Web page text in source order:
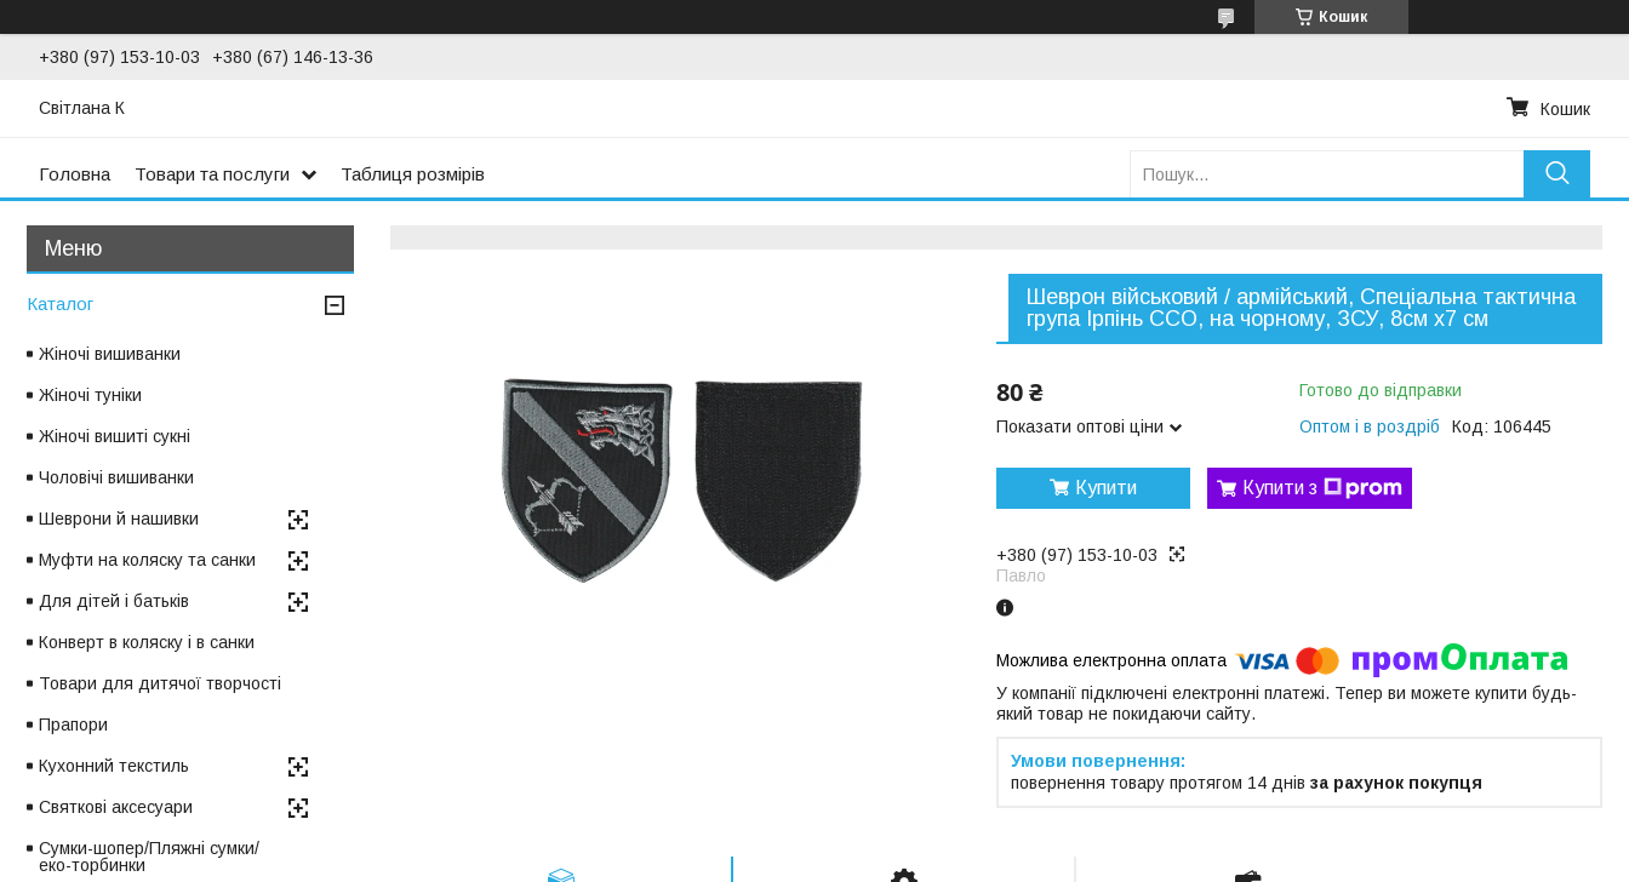
Кошик
+380 (97) 153-10-03 +380 (67) 146-13-36
Світлана К Кошик
Головна Товари та послуги Таблиця розмірів
Шеврон військовий / армійський, Спеціальна тактична
група Ірпінь ССО, на чорному, ЗСУ, 8см х7 см
80 ₴
Показати оптові ціни
Готово до відправки
Оптом і в роздріб
Код: 106445
Купити Купити з
+380 (97) 153-10-03
Павло
У компанії підключені електронні платежі. Тепер ви можете купити будь-
який товар не покидаючи сайту.
повернення товару протягом 14 днів за рахунок покупця
Каталог
Жіночі вишиванки
Жіночі туніки
Жіночі вишиті сукні
Чоловічі вишиванки
Шеврони й нашивки
Муфти на коляску та санки
Для дітей і батьків
Конверт в коляску і в санки
Товари для дитячої творчості
Прапори
Кухонний текстиль
Святкові аксесуари
Сумки-шопер/Пляжні сумки/
еко-торбинки